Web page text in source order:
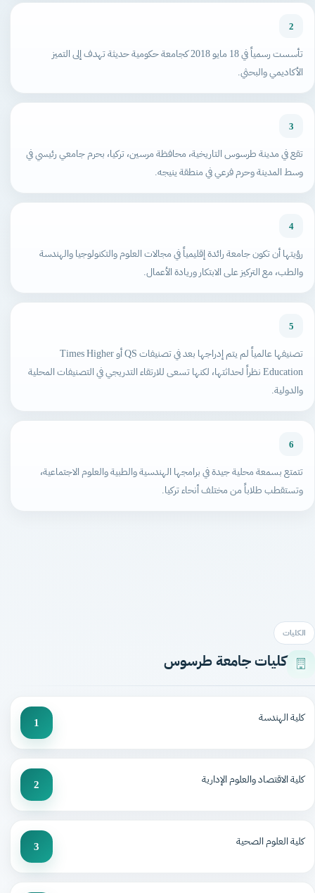
2
تأسست رسمياً في 18 مايو 2018 كجامعة حكومية حديثة تهدف إلى التميز
الأكاديمي والبحثي.
3
تقع في مدينة طرسوس التاريخية، محافظة مرسين، تركيا، بحرم جامعي رئيسي في
وسط المدينة وحرم فرعي في منطقة ينيجه.
4
رؤيتها أن تكون جامعة رائدة إقليمياً في مجالات العلوم والتكنولوجيا والهندسة
والطب، مع التركيز على الابتكار وريادة الأعمال.
5
تصنيفها عالمياً لم يتم إدراجها بعد في تصنيفات QS أو Times Higher
Education نظراً لحداثتها، لكنها تسعى للارتقاء التدريجي في التصنيفات المحلية
والدولية.
6
تتمتع بسمعة محلية جيدة في برامجها الهندسية والطبية والعلوم الاجتماعية،
وتستقطب طلاباً من مختلف أنحاء تركيا.
الكليات
كليات جامعة طرسوس
كلية الهندسة 1
كلية الاقتصاد والعلوم الإدارية 2
كلية العلوم الصحية 3